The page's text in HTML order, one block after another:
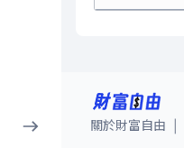
關於財富自由